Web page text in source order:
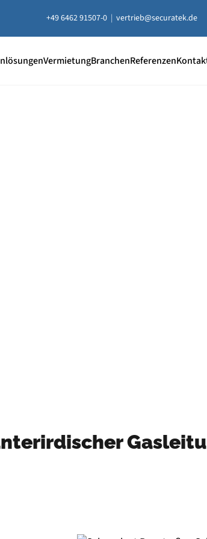
+49 6462 91507-0 | vertrieb@securatek.de
VermietungBranchenReferenzen